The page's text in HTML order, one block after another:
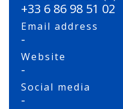
+33 6 86 98 51 02
Email address
-
Website
-
Social media
-